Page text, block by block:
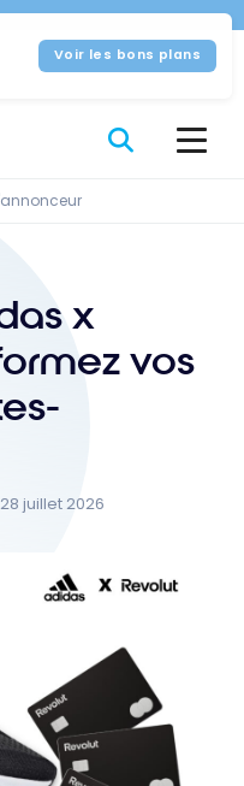
Voir les bons plans
x
vos
juillet 2026